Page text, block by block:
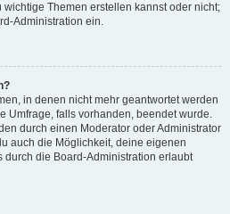
Themen erstellen kannst oder nicht;
Administration ein.
in denen nicht mehr geantwortet werden
Umfrage, falls vorhanden, beendet wurde.
durch einen Moderator oder Administrator
auch die Möglichkeit, deine eigenen
durch die Board-Administration erlaubt